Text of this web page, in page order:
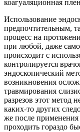
коагуаляционная
Использование
предпочтительным,
процесс на
при любой, даже
происходит с
контролируется
эндоскопический
возникновения
травмирования
разрезов этот метод
каких-то других
же после применения
проходить гораздо